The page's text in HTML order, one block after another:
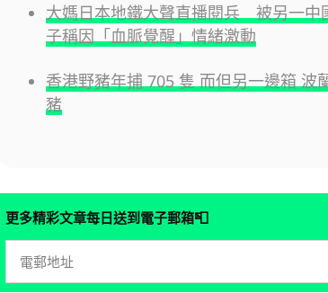
大媽日本地鐵大聲直播閱兵 被另一
子稱因「血脈覺醒」情緒激動
香港野豬年捕 705 隻 而但另一邊箱 波
豬
更多精彩文章每日送到電子郵箱📮